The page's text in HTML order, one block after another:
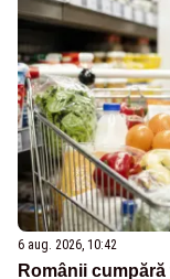
6 aug. 2026, 10:42
Românii